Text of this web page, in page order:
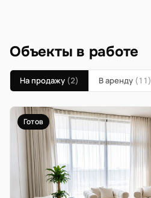
Объекты в работе
На продажу (2) В аренду (11)
Готов